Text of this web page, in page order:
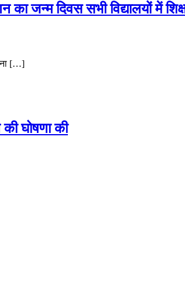
का जन्म दिवस सभी विद्यालयों में
[…]
घोषणा की